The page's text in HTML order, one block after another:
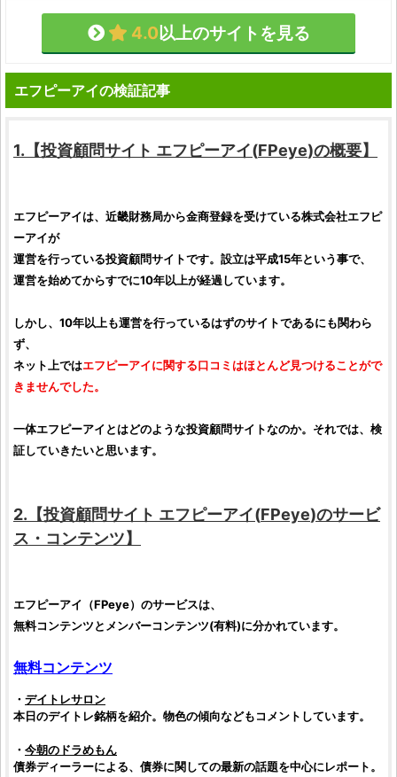
4.0以上のサイトを見る
エフピーアイの検証記事
1.【投資顧問サイト エフピーアイ(FPeye)の概要】
エフピーアイは、 近畿財務局から金商登録を受けている株式会社エフピ
ーアイが
運営を行っている投資顧問サイトです。設立は平成15年という事で、
運営を始めてからすでに10年以上が経過しています。
しかし、10年以上も運営を行っているはずのサイトであるにも関わら
ず、
ネット上ではエフピーアイに関する口コミ はほとんど見つけることがで
きませんでした。
一体エフピーアイとはどのような投資顧問サイトなのか。それでは、 検
証していきたいと思います。
2.【投資顧問サイト エフピーアイ(FPeye)のサービ
ス・コンテンツ】
エフピーアイ （FPeye）のサービスは、
無料コンテンツとメンバーコンテンツ(有料)に分かれています。
無料コンテンツ
・ デイトレサロン
本日のデイトレ銘柄を紹介。物色の傾向などもコメントしています。
・ 今朝のドラめもん
債券ディーラーによる、債券に関しての最新の話題を中心にレポート。